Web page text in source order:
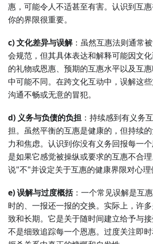
惠，可能令人不适甚至有害。认识到互
你的界限很重要。
c) 文化差异与误解：虽然互惠法则通常
会规范，但其具体表达和解释可能因文
的礼物或恩惠、预期的互惠水平以及互
中可能不同。在跨文化互动中，误解这
沟通不畅或无意的冒犯。
d) 义务与负债的负担 ：持续感到有义务
担。虽然平衡的互惠是健康的，但持续
力和焦虑。认识到你没有义务回报每一
是如果它感觉被操纵或要求的互惠不合
说"不"并设定关于互惠的健康界限对心理
e) 误解与过度概括：一个常见误解是互
时的、一报还一报的交换。实际上，许
致和长期。它是关于随时间建立给予与
不是细致追踪每一个恩惠。过度关注即